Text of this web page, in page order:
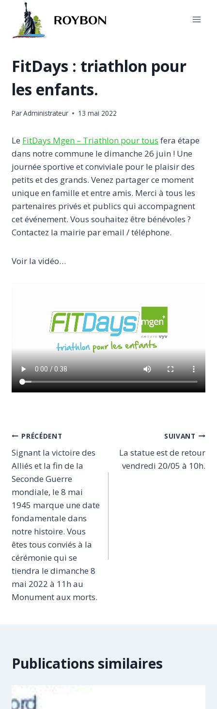
contenu
FitDays : triathlon pour
les enfants.
ParAdministrateur 13 mai 2022
Le FitDays Mgen – Triathlon pour tous fera étape
dans notre commune le dimanche 26 juin ! Une
journée sportive et conviviale pour le plaisir des
petits et des grands. Venez partager ce moment
unique en famille et entre amis. Merci à tous les
partenaires privés et publics qui accompagnent
cet événement. Vous souhaitez être bénévoles ?
Contactez la mairie par email / téléphone.
Voir la vidéo…
Navigation
de
l’article
PRÉCÉDENT
Signant la victoire des
Alliés et la fin de la
Seconde Guerre
mondiale, le 8 mai
1945 marque une date
fondamentale dans
notre histoire. Vous
êtes tous conviés à la
cérémonie qui se
tiendra le dimanche 8
mai 2022 à 11h au
Monument aux morts.
SUIVANT
La statue est de retour
vendredi 20/05 à 10h.
Publications similaires